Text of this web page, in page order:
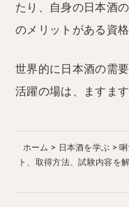
たり、自身の日本酒
のメリットがある資格
世界的に日本酒の需
活躍の場は、ますま
ホーム 日本酒を学ぶ
ト、取得方法、試験内容を